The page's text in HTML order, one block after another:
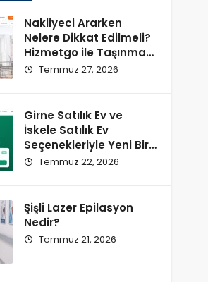
Nakliyeci Ararken
Nelere Dikkat Edilmeli?
Hizmetgo ile Taşınma
Sürecini Kolaylaştırın
Temmuz 27, 2026
Girne Satılık Ev ve
İskele Satılık Ev
Seçenekleriyle Yeni Bir
Başlangıç
Temmuz 22, 2026
Şişli Lazer Epilasyon
Nedir?
Temmuz 21, 2026